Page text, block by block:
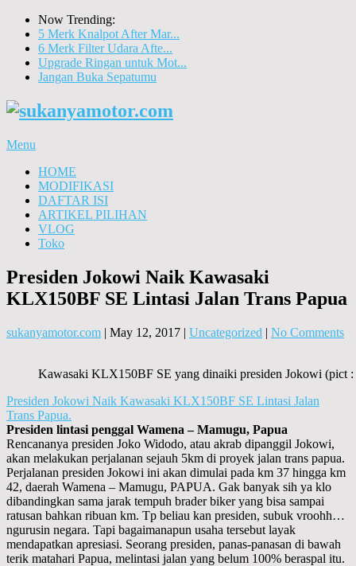
Now Trending:
5 Merk Knalpot After Mar...
6 Merk Filter Udara Afte...
Upgrade Ringan untuk Mot...
Jangan Buka Sepatumu
Menu
HOME
MODIFIKASI
DAFTAR ISI
ARTIKEL PILIHAN
VLOG
Toko
Presiden Jokowi Naik Kawasaki
KLX150BF SE Lintasi Jalan Trans Papua
sukanyamotor.com | May 12, 2017 | Uncategorized | No Comments
Kawasaki KLX150BF SE yang dinaiki presiden Jokowi (pict :
Presiden Jokowi Naik Kawasaki KLX150BF SE Lintasi Jalan
Trans Papua.
Presiden lintasi penggal Wamena – Mamugu, Papua
Rencananya presiden Joko Widodo, atau akrab dipanggil Jokowi,
akan melakukan perjalanan sejauh 5km di proyek jalan trans papua.
Perjalanan presiden Jokowi ini akan dimulai pada km 37 hingga km
42, daerah Wamena – Mamugu, PAPUA. Gak banyak sih ya klo
dibandingkan sama jarak tempuh brader biker yang bisa sampai
ratusan bahkan ribuan km. Tp beliau kan presiden, subuk vroohh…
ngurusin negara. Tapi bagaimanapun usaha tersebut layak
mendapatkan apresiasi. Seorang presiden, panas-panasan di bawah
terik matahari Papua, melintasi jalan yang belum 100% beraspal itu.